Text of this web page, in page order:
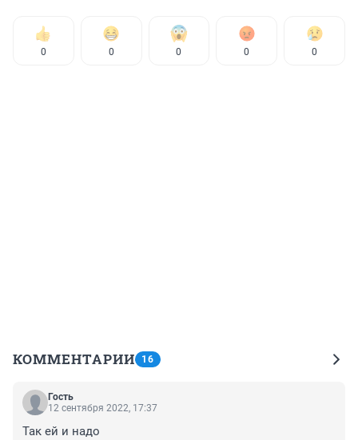
0 0 0 0 0
КОММЕНТАРИИ 16
Гость
12 сентября 2022, 17:37
Так ей и надо